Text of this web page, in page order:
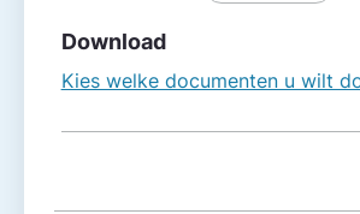
Download
Kies welke documenten u wilt